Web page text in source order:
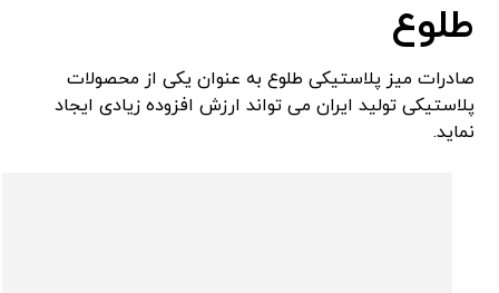
طلوع
صادرات میز پلاستیکی طلوع به عنوان یکی از محصولات
پلاستیکی تولید ایران می تواند ارزش افزوده زیادی ایجاد
نماید.